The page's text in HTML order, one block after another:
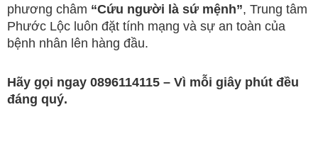
phương châm “Cứu người là sứ mệnh”, Trung tâm
Phước Lộc luôn đặt tính mạng và sự an toàn của
bệnh nhân lên hàng đầu.
Hãy gọi ngay 0896114115 – Vì mỗi giây phút đều
đáng quý.